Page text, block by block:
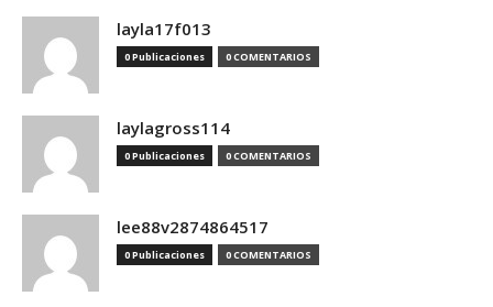
layla17f013
0 Publicaciones 0 COMENTARIOS
laylagross114
0 Publicaciones 0 COMENTARIOS
lee88v2874864517
0 Publicaciones 0 COMENTARIOS